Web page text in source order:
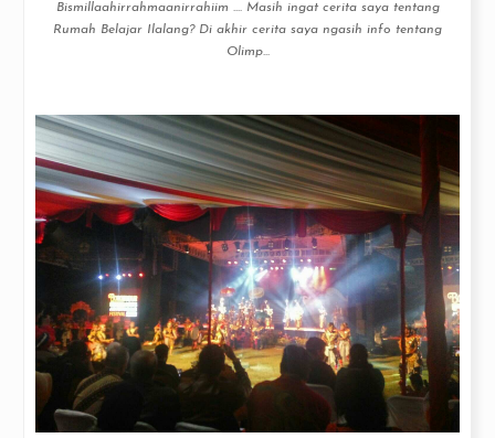
Bismillaahirrahmaanirrahiim .... Masih ingat cerita saya tentang
Rumah Belajar Ilalang? Di akhir cerita saya ngasih info tentang
Olimp...